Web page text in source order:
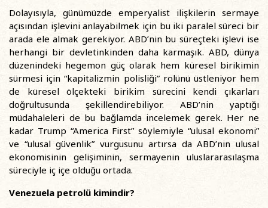
Dolayısıyla, günümüzde emperyalist ilişkilerin sermaye
açısından işlevini anlayabilmek için bu iki paralel süreci bir
arada ele almak gerekiyor. ABD’nin bu süreçteki işlevi ise
herhangi bir devletinkinden daha karmaşık. ABD, dünya
düzenindeki hegemon güç olarak hem küresel birikimin
sürmesi için “kapitalizmin polisliği” rolünü üstleniyor hem
de küresel ölçekteki birikim sürecini kendi çıkarları
doğrultusunda şekillendirebiliyor. ABD’nin yaptığı
müdahaleleri de bu bağlamda incelemek gerek. Her ne
kadar Trump “America First” söylemiyle “ulusal ekonomi”
ve “ulusal güvenlik” vurgusunu artırsa da ABD’nin ulusal
ekonomisinin gelişiminin, sermayenin uluslararasılaşma
süreciyle iç içe olduğu ortada.
Venezuela petrolü kimindir?